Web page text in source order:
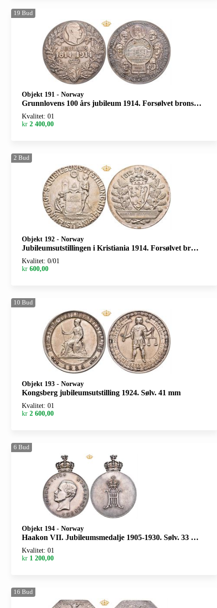
19 Bud
Objekt 191 - Norway
Grunnlovens 100 års jubileum 1914. Forsølvet bronse. 61 mm. I originalt etui
Kvalitet: 01
kr 2 400,00
2 Bud
Objekt 192 - Norway
Jubileumsutstillingen i Kristiania 1914. Forsølvet bronse. 61 mm
Kvalitet: 0/01
kr 600,00
10 Bud
Objekt 193 - Norway
Kongsberg jubileumsutstilling 1924. Sølv. 41 mm
Kvalitet: 01
kr 2 600,00
6 Bud
Objekt 194 - Norway
Haakon VII. Jubileumsmedalje 1905-1930. Sølv. 33 mm. Lett renset på advers/slightly cleaned on obverse
Kvalitet: 01
kr 1 200,00
16 Bud